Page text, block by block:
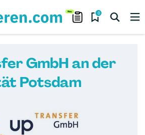
0
GmbH an der
Potsdam